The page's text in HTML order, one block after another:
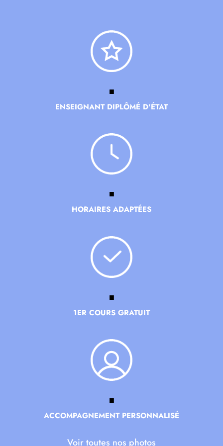
■
ENSEIGNANT DIPLÔMÉ D'ÉTAT
■
HORAIRES ADAPTÉES
■
1ER COURS GRATUIT
■
ACCOMPAGNEMENT PERSONNALISÉ
Voir toutes nos photos